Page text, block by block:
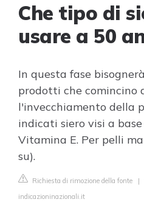
Che tipo di
usare a 50
In questa fase
prodotti che comincino
l'invecchiamento della
indicati siero visi a
Vitamina E. Per pelli
su).
Richiesta di rimozione della fonte |
indicazioninazionali.it